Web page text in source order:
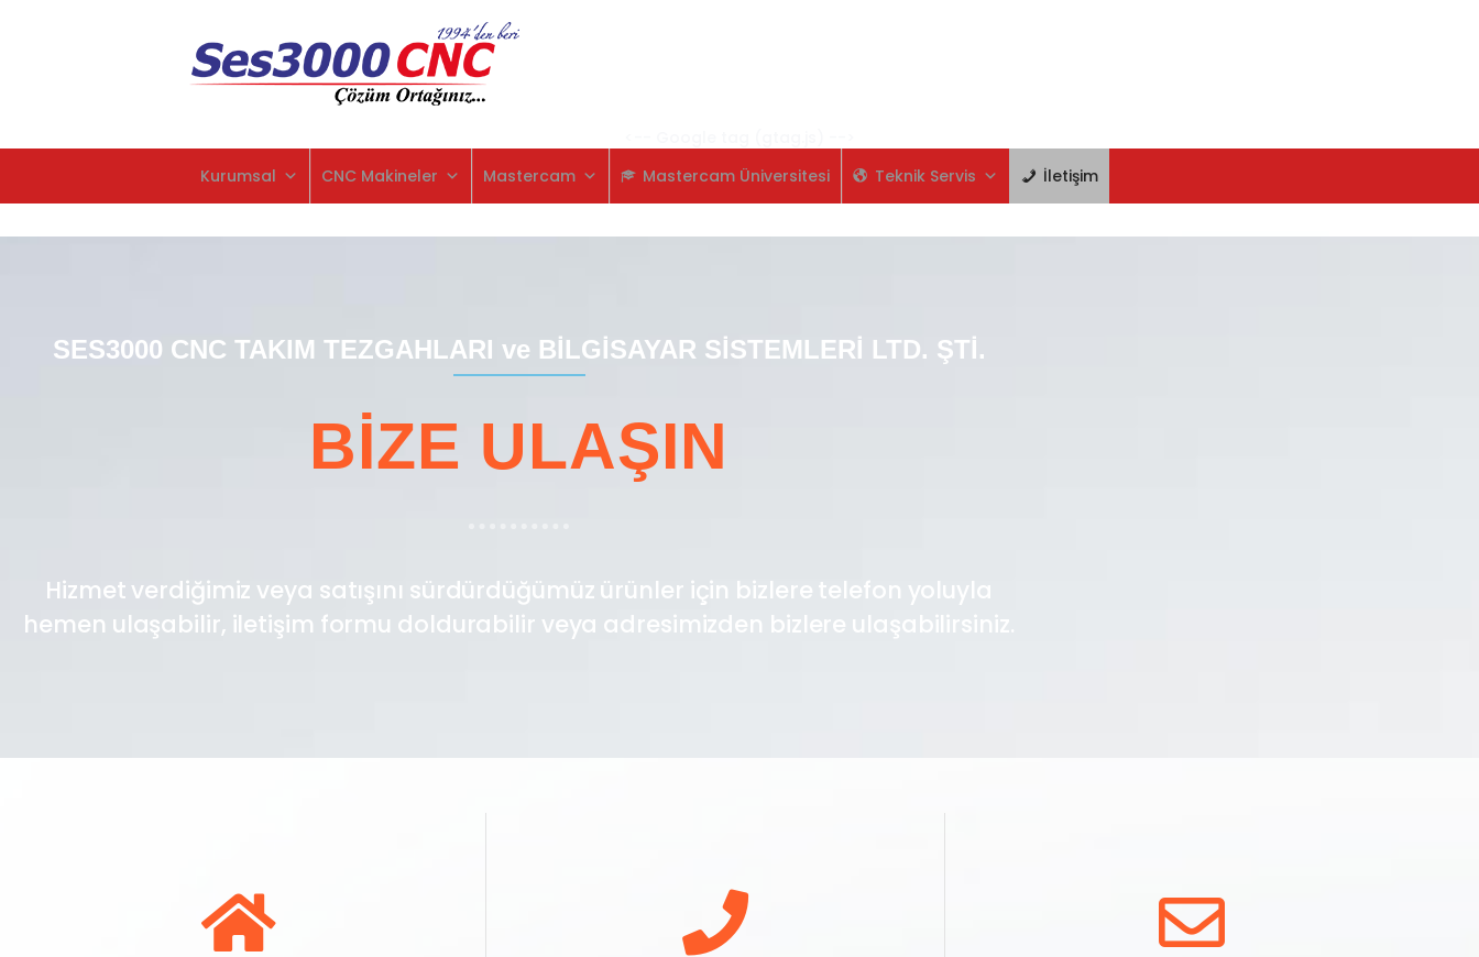
Kurumsal
CNC Makineler Mastercam Mastercam Üniversitesi Teknik Servis İletişim
SES3000 CNC TAKIM TEZGAHLARI ve BİLGİSAYAR SİSTEMLERİ LTD. ŞTİ.
BİZE ULAŞIN
Hizmet verdiğimiz veya satışını sürdürdüğümüz ürünler için bizlere telefon yoluyla
hemen ulaşabilir, iletişim formu doldurabilir veya adresimizden bizlere ulaşabilirsiniz.